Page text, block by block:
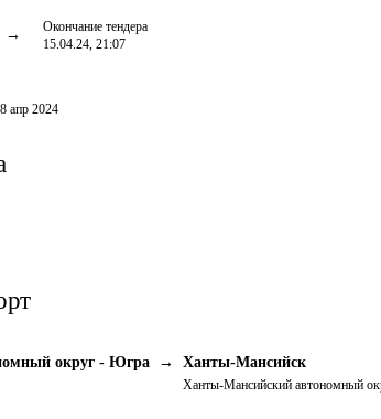
Окончание тендера
15.04.24, 21:07
8 апр 2024
округ - Югра → Ханты-Мансийск
Ханты-Мансийский автономный